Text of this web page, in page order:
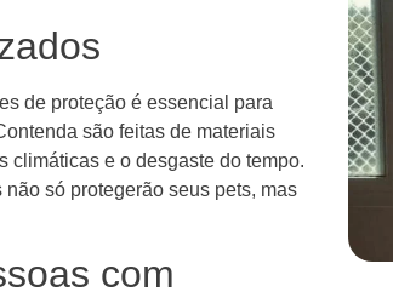
de proteção é essencial para
são feitas de materiais
climáticas e o desgaste do tempo.
só protegerão seus pets, mas
com